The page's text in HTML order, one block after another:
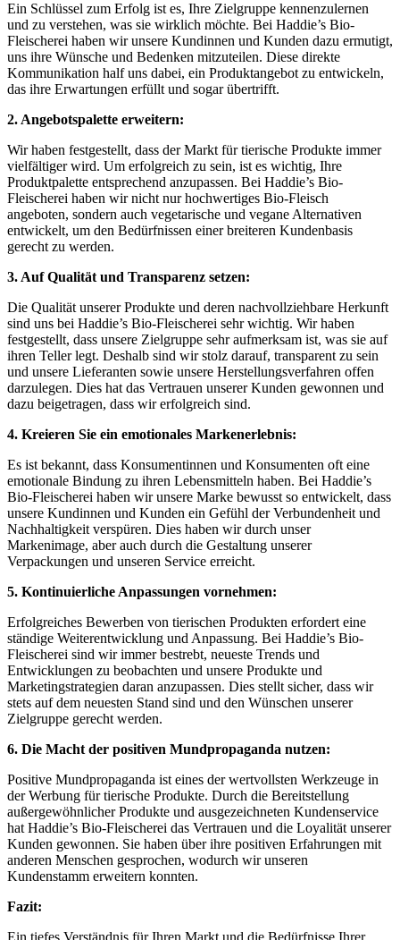
Ein Schlüssel zum Erfolg ist ‍es, Ihre Zielgruppe⁢ kennenzulernen
und zu verstehen, was sie wirklich möchte.‍ Bei Haddie’s Bio-
Fleischerei haben wir unsere Kundinnen und Kunden dazu ermutigt,
uns ihre Wünsche⁢ und‍ Bedenken mitzuteilen. Diese direkte
Kommunikation half‌ uns dabei, ​ein Produktangebot zu entwickeln,
das ihre Erwartungen erfüllt ‍und sogar übertrifft.
2. Angebotspalette erweitern:
Wir haben festgestellt, dass der Markt für tierische Produkte immer
vielfältiger wird. Um erfolgreich⁢ zu sein, ist ‌es wichtig, Ihre
Produktpalette entsprechend anzupassen. Bei⁢ Haddie’s Bio-
Fleischerei haben wir nicht⁢ nur hochwertiges Bio-Fleisch
angeboten, sondern auch vegetarische und vegane Alternativen
entwickelt, um ‍den Bedürfnissen einer breiteren Kundenbasis
gerecht⁣ zu werden.
3. Auf Qualität und Transparenz‌ setzen:
Die⁢ Qualität ‌unserer Produkte und deren nachvollziehbare Herkunft
sind uns bei Haddie’s Bio-Fleischerei ​sehr wichtig. Wir haben
festgestellt, ​dass unsere‌ Zielgruppe‌ sehr aufmerksam ist, was sie auf ​
ihren Teller‍ legt. Deshalb sind wir‌ stolz darauf, transparent zu sein
und unsere Lieferanten sowie ‌unsere‍ Herstellungsverfahren offen
darzulegen. Dies hat das‌ Vertrauen unserer Kunden gewonnen‍ und
dazu beigetragen, dass wir erfolgreich ‌sind.
4. Kreieren Sie ein emotionales ‌Markenerlebnis:
Es‍ ist⁣ bekannt, dass Konsumentinnen und ⁢Konsumenten oft eine
emotionale Bindung‌ zu ihren Lebensmitteln haben. Bei Haddie’s
Bio-Fleischerei haben wir‍ unsere Marke bewusst ‌so ‍entwickelt,​ dass
unsere Kundinnen und Kunden‌ ein Gefühl der Verbundenheit⁣ und
Nachhaltigkeit verspüren. Dies haben wir durch unser
Markenimage, aber auch durch die Gestaltung ‍unserer
Verpackungen⁣ und unseren ​Service erreicht.
5. Kontinuierliche Anpassungen vornehmen:
Erfolgreiches Bewerben von tierischen Produkten erfordert eine
ständige Weiterentwicklung und Anpassung. Bei Haddie’s Bio-
Fleischerei sind wir immer bestrebt, neueste ⁢Trends und
Entwicklungen zu ‍beobachten und unsere Produkte und
Marketingstrategien ⁣daran anzupassen. ⁣Dies stellt ‌sicher, dass wir
stets auf dem neuesten Stand sind und den Wünschen unserer
‍Zielgruppe gerecht ⁢werden.
6. Die Macht‌ der positiven Mundpropaganda nutzen:
Positive ‌Mundpropaganda ist‌ eines der wertvollsten Werkzeuge in
der Werbung für tierische‍ Produkte. ‌Durch die Bereitstellung
außergewöhnlicher Produkte und ausgezeichneten Kundenservice
hat Haddie’s Bio-Fleischerei das Vertrauen und die Loyalität unserer
Kunden gewonnen. Sie haben über ihre positiven⁣ Erfahrungen mit
anderen Menschen gesprochen, ⁣wodurch wir⁤ unseren
Kundenstamm erweitern konnten.
Fazit: